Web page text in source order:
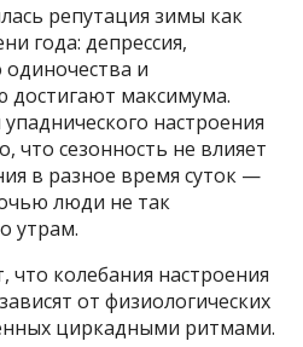
репутация зимы как
года: депрессия,
одиночества и
достигают максимума.
настроения
что сезонность не влияет
в разное время суток —
люди не так
утрам.
колебания настроения
от физиологических
циркадными ритмами.